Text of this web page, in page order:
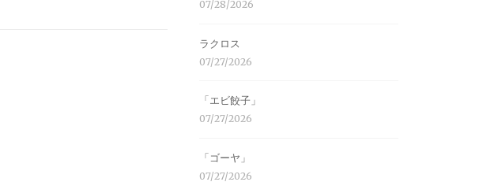
07/28/2026
ラクロス
07/27/2026
「エビ餃子」
07/27/2026
「ゴーヤ」
07/27/2026